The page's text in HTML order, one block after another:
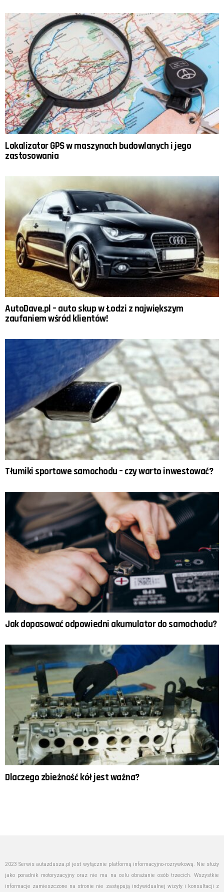
Lokalizator GPS w maszynach budowlanych i jego
zastosowania
AutoDave.pl – auto skup w Łodzi z największym
zaufaniem wśród klientów!
Tłumiki sportowe samochodu – czy warto inwestować?
Jak dopasować odpowiedni akumulator do samochodu?
Dlaczego zbieżność kół jest ważna?
2023 Serwis autazdusza.pl jest wyłącznie platformą informacyjno-rozrywkową. Nie służy
jako poradnik motoryzacyjny oraz nie ma na celu obrażanie osób trzecich. Wszystkie
informacje zamieszczone na stronie nie zastępują indywidualnej wizyty i konsultacji z